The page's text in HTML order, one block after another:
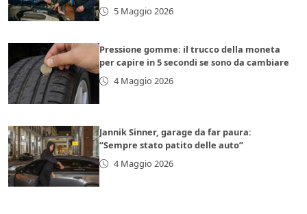
5 Maggio 2026
Pressione gomme: il trucco della moneta
per capire in 5 secondi se sono da cambiare
4 Maggio 2026
Jannik Sinner, garage da far paura:
“Sempre stato patito delle auto”
4 Maggio 2026